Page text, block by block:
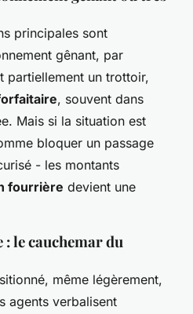
principales sont
gênant, par
partiellement un trottoir,
, souvent dans
Mais si la situation est
bloquer un passage
- les montants
fourrière devient une
le cauchemar du
même légèrement,
agents verbalisent